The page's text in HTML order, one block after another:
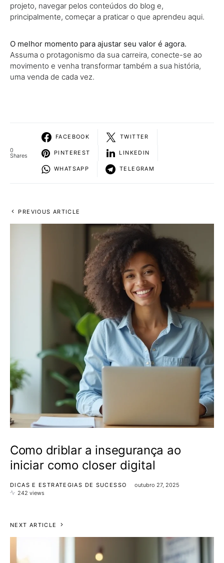
projeto, navegar pelos conteúdos do blog e,
principalmente, começar a praticar o que aprendeu aqui.
O melhor momento para ajustar seu valor é agora.
Assuma o protagonismo da sua carreira, conecte-se ao
movimento e venha transformar também a sua história,
uma venda de cada vez.
0
Shares
FACEBOOK TWITTER
PINTEREST LINKEDIN
WHATSAPP TELEGRAM
PREVIOUS ARTICLE
Como driblar a insegurança ao
iniciar como closer digital
DICAS E ESTRATEGIAS DE SUCESSO
outubro 27, 2025
242 views
NEXT ARTICLE